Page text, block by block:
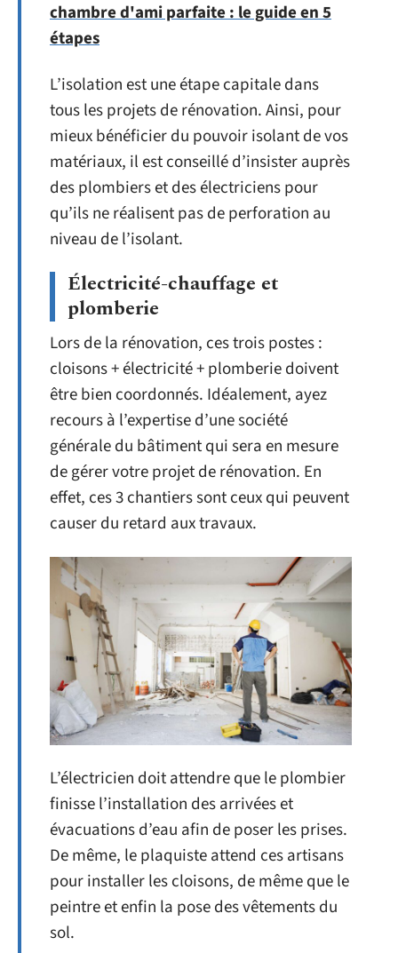
chambre d'ami parfaite : le guide en 5
étapes
L’isolation est une étape capitale dans
tous les projets de rénovation. Ainsi, pour
mieux bénéficier du pouvoir isolant de vos
matériaux, il est conseillé d’insister auprès
des plombiers et des électriciens pour
qu’ils ne réalisent pas de perforation au
niveau de l’isolant.
Électricité-chauffage et
plomberie
Lors de la rénovation, ces trois postes :
cloisons + électricité + plomberie doivent
être bien coordonnés. Idéalement, ayez
recours à l’expertise d’une société
générale du bâtiment qui sera en mesure
de gérer votre projet de rénovation. En
effet, ces 3 chantiers sont ceux qui peuvent
causer du retard aux travaux.
L’électricien doit attendre que le plombier
finisse l’installation des arrivées et
évacuations d’eau afin de poser les prises.
De même, le plaquiste attend ces artisans
pour installer les cloisons, de même que le
peintre et enfin la pose des vêtements du
sol.